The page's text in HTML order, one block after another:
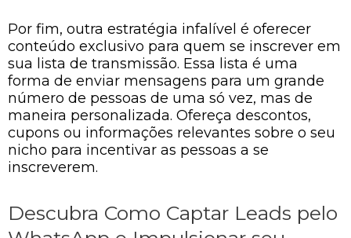
Por fim, outra estratégia infalível é oferecer
conteúdo exclusivo para quem se inscrever em
sua lista de transmissão. Essa lista é uma
forma de enviar mensagens para um grande
número de pessoas de uma só vez, mas de
maneira personalizada. Ofereça descontos,
cupons ou informações relevantes sobre o seu
nicho para incentivar as pessoas a se
inscreverem.
Descubra Como Captar Leads pelo